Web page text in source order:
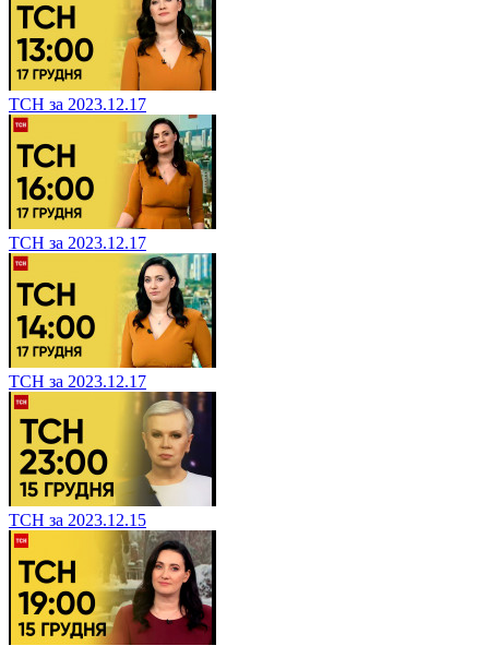
ТСН за 2023.12.17
ТСН за 2023.12.17
ТСН за 2023.12.17
ТСН за 2023.12.15